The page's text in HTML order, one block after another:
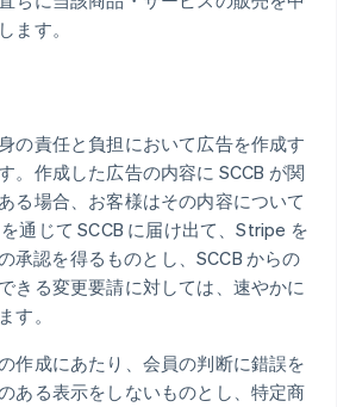
ます。
の責任と負担において広告を作成す
。作成した広告の内容に SCCB が関
る場合、お客様はその内容について
通じて SCCB に届け出て、Stripe を
承認を得るものとし、SCCB からの
きる変更要請に対しては、速やかに
す。
作成にあたり、会員の判断に錯誤を
ある表示をしないものとし、特定商